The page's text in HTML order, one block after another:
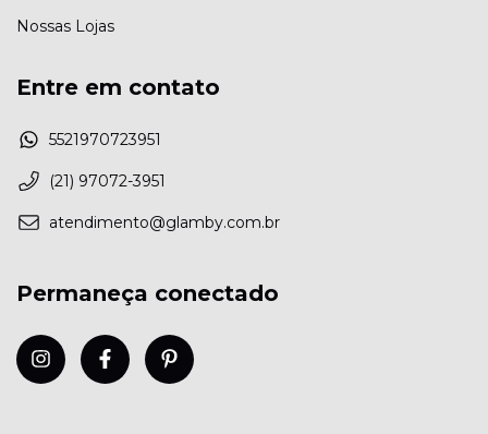
Nossas Lojas
Entre em contato
5521970723951
(21) 97072-3951
atendimento@glamby.com.br
Permaneça conectado